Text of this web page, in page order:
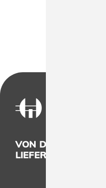
VON DER
LIEFERUNG -